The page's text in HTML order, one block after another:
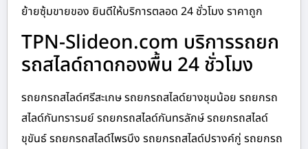
ย้ายซุ้มขายของ ยินดีให้บริการตลอด 24 ชั่วโมง ราคาถูก
TPN-Slideon.com บริการรถยก
รถสไลด์ถาดกองพื้น 24 ชั่วโมง
รถยกรถสไลด์ศรีสะเกษ รถยกรถสไลด์ยางชุมน้อย รถยกรถ
สไลด์กันทรารมย์ รถยกรถสไลด์กันทรลักษ์ รถยกรถสไลด์
ขุขันธ์ รถยกรถสไลด์ไพรบึง รถยกรถสไลด์ปรางค์กู่ รถยกรถ